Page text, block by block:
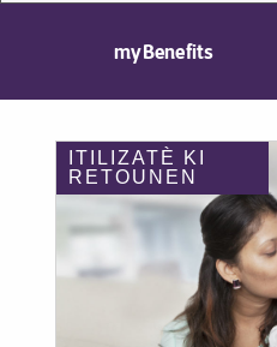
myBenefits
ITILIZATÈ KI
RETOUNEN